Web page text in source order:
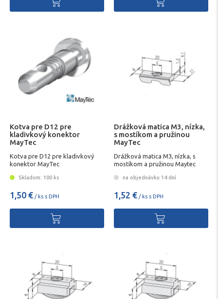
Kotva pre D12 pre
kladivkový konektor
MayTec
Kotva pre D12 pre kladivkový
konektor MayTec
Skladom: 100 ks
1,50 € / ks s DPH
Drážková matica M3, nízka,
s mostíkom a pružinou
MayTec
Drážková matica M3, nízka, s
mostíkom a pružinou Maytec
na objednávku 14 dní
1,52 € / ks s DPH